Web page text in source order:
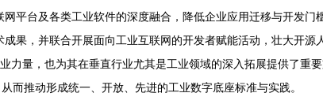
平台及各类工业软件的深度融合，降低企业应用迁移与开发门
果，并联合开展面向工业互联网的开发者赋能活动，壮大开源
力量，也为其在垂直行业尤其是工业领域的深入拓展提供了重
而推动形成统一、开放、先进的工业数字底座标准与实践。